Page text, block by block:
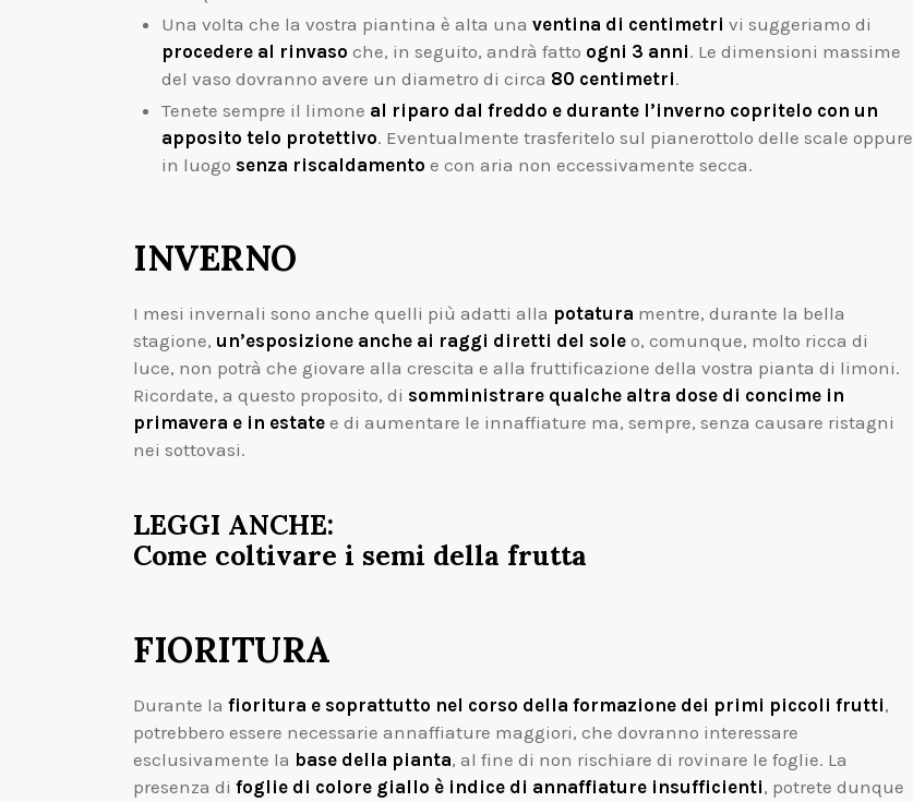
Una volta che la vostra piantina è alta una ventina di centimetri vi suggeriamo di
procedere al rinvaso che, in seguito, andrà fatto ogni 3 anni. Le dimensioni massime
del vaso dovranno avere un diametro di circa 80 centimetri.
Tenete sempre il limone al riparo dal freddo e durante l’inverno copritelo con un
apposito telo protettivo. Eventualmente trasferitelo sul pianerottolo delle scale oppure
in luogo senza riscaldamento e con aria non eccessivamente secca.
INVERNO
I mesi invernali sono anche quelli più adatti alla potatura mentre, durante la bella
stagione, un’esposizione anche ai raggi diretti del sole o, comunque, molto ricca di
luce, non potrà che giovare alla crescita e alla fruttificazione della vostra pianta di limoni.
Ricordate, a questo proposito, di somministrare qualche altra dose di concime in
primavera e in estate e di aumentare le innaffiature ma, sempre, senza causare ristagni
nei sottovasi.
LEGGI ANCHE:
Come coltivare i semi della frutta
FIORITURA
Durante la fioritura e soprattutto nel corso della formazione dei primi piccoli frutti,
potrebbero essere necessarie annaffiature maggiori, che dovranno interessare
esclusivamente la base della pianta, al fine di non rischiare di rovinare le foglie. La
presenza di foglie di colore giallo è indice di annaffiature insufficienti, potrete dunque